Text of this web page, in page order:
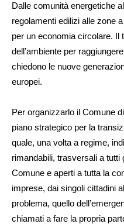
Dalle comunità energetiche
regolamenti edilizi alle zone
per un economia circolare. Il
dell’ambiente per
chiedono le nuove
europei.
Per organizzarlo il Comune
piano strategico per la
quale, una volta a regime,
rimandabili, trasversali a tutti
Comune e aperti a tutta la
imprese, dai singoli cittadini
problema, quello
chiamati a fare la propria